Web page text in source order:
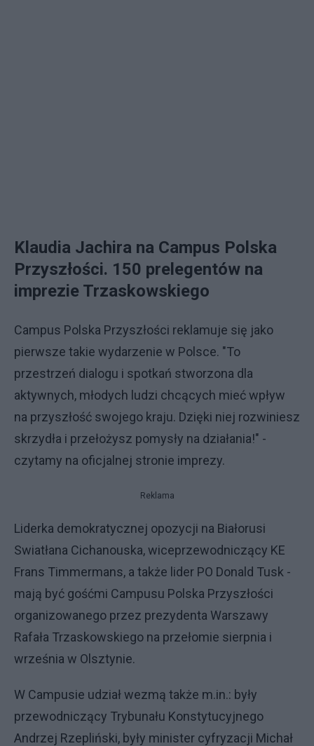
Klaudia Jachira na Campus Polska
Przyszłości. 150 prelegentów na
imprezie Trzaskowskiego
Campus Polska Przyszłości reklamuje się jako
pierwsze takie wydarzenie w Polsce. "To
przestrzeń dialogu i spotkań stworzona dla
aktywnych, młodych ludzi chcących mieć wpływ
na przyszłość swojego kraju. Dzięki niej rozwiniesz
skrzydła i przełożysz pomysły na działania!" -
czytamy na oficjalnej stronie imprezy.
Reklama
Liderka demokratycznej opozycji na Białorusi
Swiatłana Cichanouska, wiceprzewodniczący KE
Frans Timmermans, a także lider PO Donald Tusk -
mają być gośćmi Campusu Polska Przyszłości
organizowanego przez prezydenta Warszawy
Rafała Trzaskowskiego na przełomie sierpnia i
września w Olsztynie.
W Campusie udział wezmą także m.in.: były
przewodniczący Trybunału Konstytucyjnego
Andrzej Rzepliński, były minister cyfryzacji Michał